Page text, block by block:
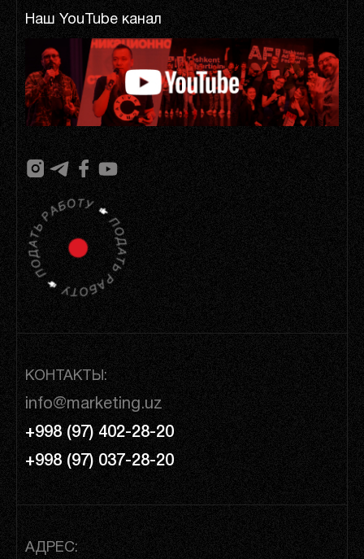
Наш YouTube канал
КОНТАКТЫ:
info@marketing.uz
+998 (97) 402-28-20
+998 (97) 037-28-20
АДРЕС: